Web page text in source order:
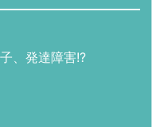
、発達障害!?